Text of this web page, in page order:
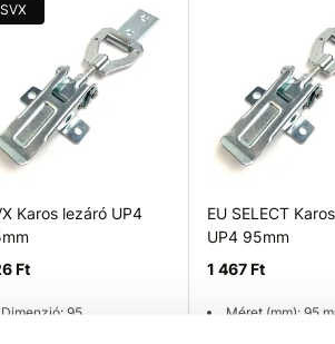
SVX
Karos lezáró UP4
Ft
Dimenzió: 95
EU SELECT
UP4 95mm
1 467 Ft
Méret (mm): 95